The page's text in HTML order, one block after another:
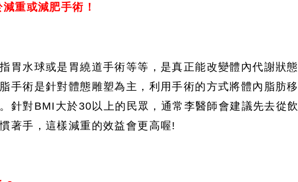
重或減肥手術！
胃水球或是胃繞道手術等等，是真正能改變體內代謝狀態
手術是針對體態雕塑為主，利用手術的方式將體內脂肪移
針對BMI大於30以上的民眾，通常李醫師會建議先去從飲
著手，這樣減重的效益會更高喔!